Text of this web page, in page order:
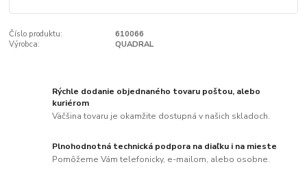
Číslo produktu:
610066
Výrobca:
QUADRAL
Rýchle dodanie objednaného tovaru poštou, alebo
kuriérom
Väčšina tovaru je okamžite dostupná v našich skladoch.
Plnohodnotná technická podpora na diaľku i na mieste
Pomôžeme Vám telefonicky, e-mailom, alebo osobne.